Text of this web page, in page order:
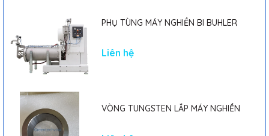
PHỤ TÙNG MÁY NGHIỀN BI BUHLER
Liên hệ
VÒNG TUNGSTEN LẮP MÁY NGHIỀN